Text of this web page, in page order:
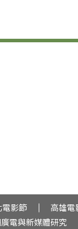
電影節
高雄電
電與新媒體研究